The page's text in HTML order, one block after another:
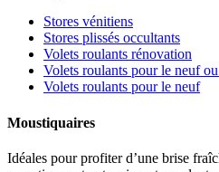
Stores vénitiens
Stores plissés occultants
Volets roulants rénovation
Volets roulants pour le neuf
Volets roulants pour le neuf
Moustiquaires
Idéales pour profiter d’une brise